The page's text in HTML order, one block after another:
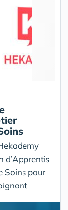
d’Apprentis
Soins pour